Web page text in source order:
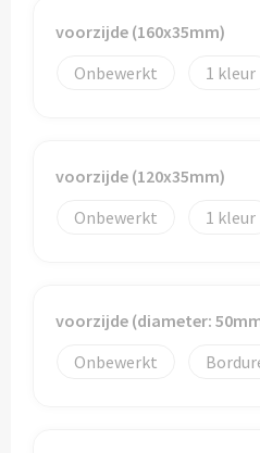
Eten & drinken
Drinkbekers
voorzijde (160x35mm)
Onbewerkt
1
voorzijde (120x35mm)
Onbewerkt
1
voorzijde (diameter:
Onbewerkt